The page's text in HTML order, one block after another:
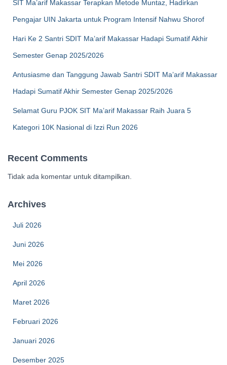
SIT Ma’arif Makassar Terapkan Metode Muntaz, Hadirkan
Pengajar UIN Jakarta untuk Program Intensif Nahwu Shorof
Hari Ke 2 Santri SDIT Ma’arif Makassar Hadapi Sumatif Akhir
Semester Genap 2025/2026
Antusiasme dan Tanggung Jawab Santri SDIT Ma’arif Makassar
Hadapi Sumatif Akhir Semester Genap 2025/2026
Selamat Guru PJOK SIT Ma’arif Makassar Raih Juara 5
Kategori 10K Nasional di Izzi Run 2026
Recent Comments
Tidak ada komentar untuk ditampilkan.
Archives
Juli 2026
Juni 2026
Mei 2026
April 2026
Maret 2026
Februari 2026
Januari 2026
Desember 2025